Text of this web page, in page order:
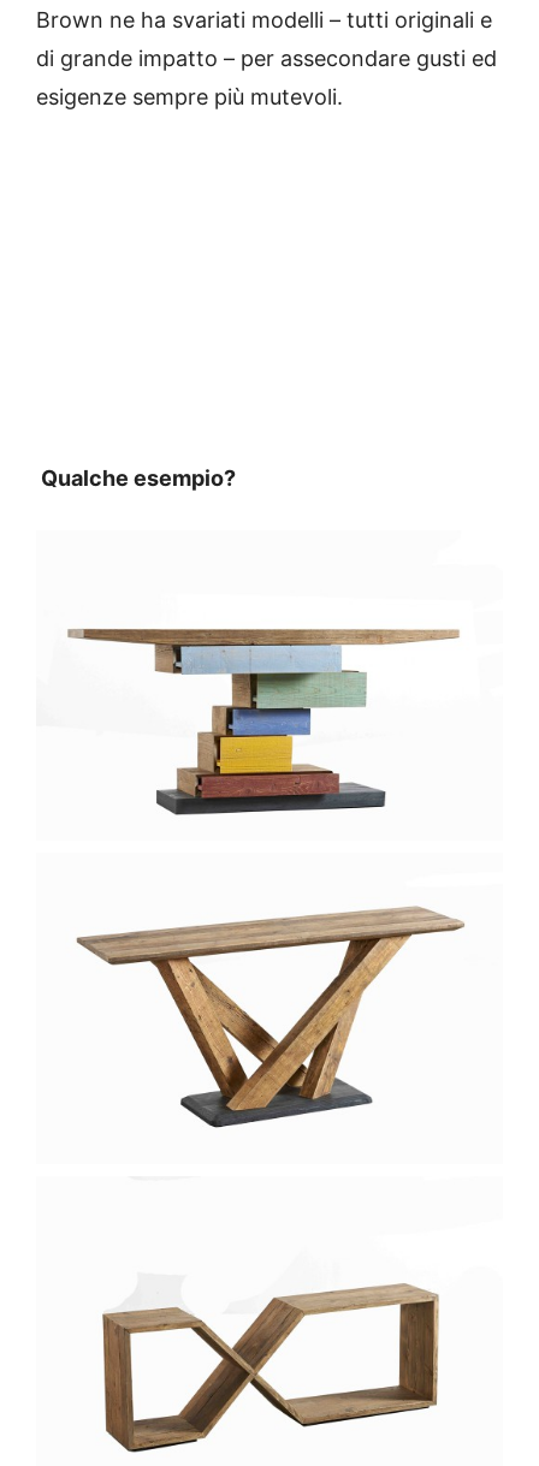
Brown ne ha svariati modelli – tutti originali e
di grande impatto – per assecondare gusti ed
esigenze sempre più mutevoli.
Qualche esempio?